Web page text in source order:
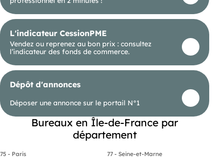
L'indicateur CessionPME
Vendez ou reprenez au bon prix : consultez
l’indicateur des fonds de commerce.
Dépôt d'annonces
Déposer une annonce sur le portail N°1
Bureaux en Île-de-France par
département
75 - Paris
77 - Seine-et-Marne